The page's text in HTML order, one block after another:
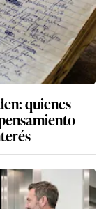
quienes